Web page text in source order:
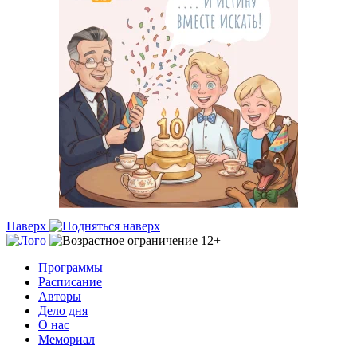
Наверх
Программы
Расписание
Авторы
Дело дня
О нас
Мемориал